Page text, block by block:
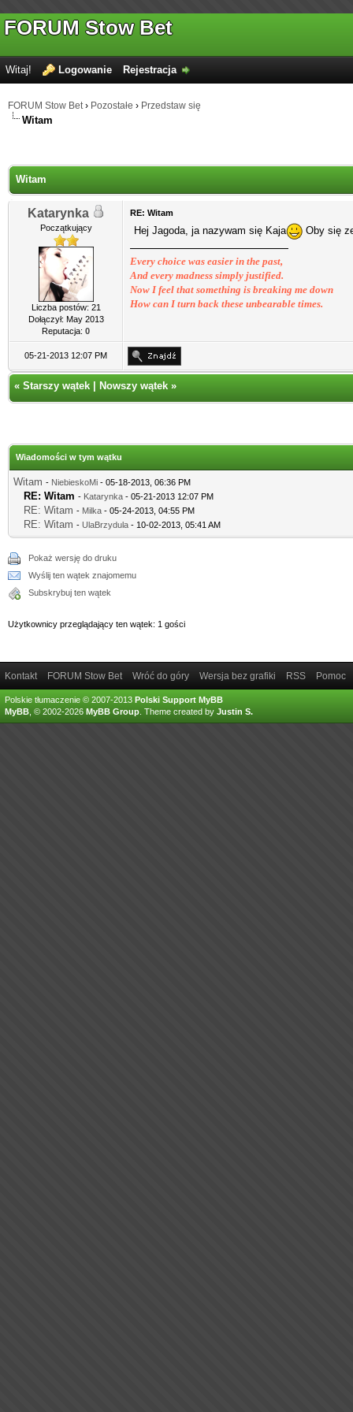
FORUM Stow Bet
Witaj! Logowanie Rejestracja
FORUM Stow Bet› Pozostałe › Przedstaw się
Witam
Witam
Katarynka
Początkujący
Liczba postów: 21
Dołączył: May 2013
Reputacja: 0
RE: Witam
Hej Jagoda, ja nazywam się Kaja Oby się
Every choice was easier in the past,
And every madness simply justified.
Now I feel that something is breaking me down
How can I turn back these unbearable times.
05-21-2013 12:07 PM
« Starszy wątek Nowszy wątek »
Wiadomości w tym wątku
Witam - NiebieskoMi - 05-18-2013, 06:36 PM
RE: Witam - Katarynka - 05-21-2013 12:07 PM
RE: Witam - Milka - 05-24-2013, 04:55 PM
RE: Witam - UlaBrzydula - 10-02-2013, 05:41 AM
Pokaż wersję do druku
Wyślij ten wątek znajomemu
Subskrybuj ten wątek
Użytkownicy przeglądający ten wątek: 1 gości
Kontakt FORUM Stow Bet Wróć do góry Wersja bez grafiki RSS Pomoc
Polskie tłumaczenie © 2007-2013 Polski Support MyBB
MyBB , © 2002-2026 MyBB Group Theme created by Justin S.